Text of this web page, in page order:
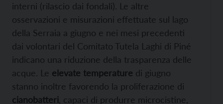
interni (rilascio dai fondali). Le altre
osservazioni e misurazioni effettuate sul lago
della Serraia a giugno e nei mesi precedenti
dai volontari del Comitato Tutela Laghi di Piné
indicano una riduzione della trasparenza delle
acque. Le elevate temperature di giugno
stanno inoltre favorendo la proliferazione di
cianobatteri , capaci di produrre microcistine,